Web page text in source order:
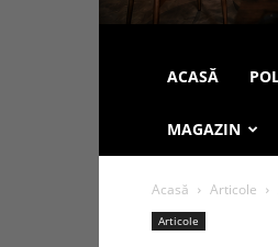
ACASĂ
MAGAZIN
Acasă Articole
Articole